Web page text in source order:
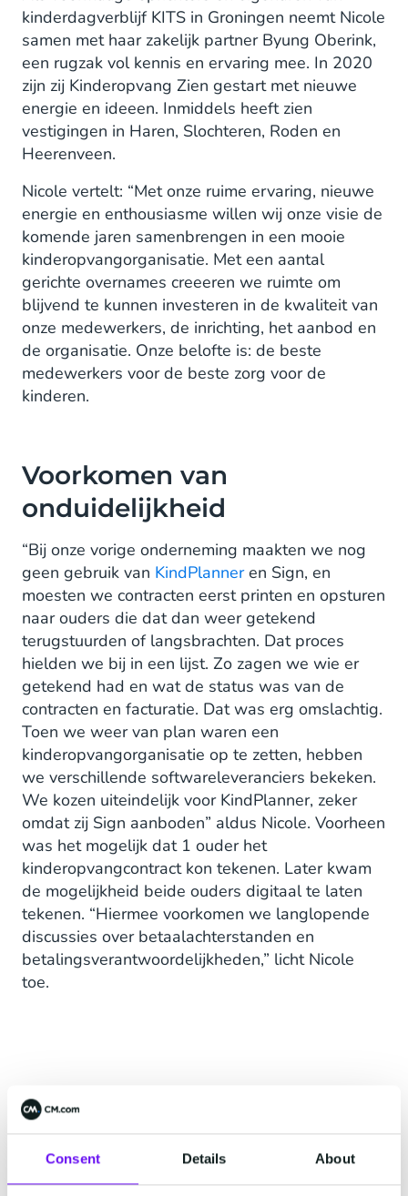
Consent Details About
kinderdagverblijf KITS in Groningen neemt Nicole
samen met haar zakelijk partner Byung Oberink,
een rugzak vol kennis en ervaring mee. In 2020
zijn zij Kinderopvang Zien gestart met nieuwe
energie en ideeen. Inmiddels heeft zien
vestigingen in Haren, Slochteren, Roden en
Heerenveen.
Nicole vertelt: “Met onze ruime ervaring, nieuwe
energie en enthousiasme willen wij onze visie de
komende jaren samenbrengen in een mooie
kinderopvangorganisatie. Met een aantal
gerichte overnames creeeren we ruimte om
blijvend te kunnen investeren in de kwaliteit van
onze medewerkers, de inrichting, het aanbod en
de organisatie. Onze belofte is: de beste
medewerkers voor de beste zorg voor de
kinderen.
Voorkomen van
onduidelijkheid
“Bij onze vorige onderneming maakten we nog
geen gebruik van KindPlanneren Sign, en
moesten we contracten eerst printen en opsturen
naar ouders die dat dan weer getekend
terugstuurden of langsbrachten. Dat proces
hielden we bij in een lijst. Zo zagen we wie er
getekend had en wat de status was van de
contracten en facturatie. Dat was erg omslachtig.
Toen we weer van plan waren een
kinderopvangorganisatie op te zetten, hebben
we verschillende softwareleveranciers bekeken.
We kozen uiteindelijk voor KindPlanner, zeker
omdat zij Sign aanboden” aldus Nicole. Voorheen
was het mogelijk dat 1 ouder het
kinderopvangcontract kon tekenen. Later kwam
de mogelijkheid beide ouders digitaal te laten
tekenen. “Hiermee voorkomen we langlopende
discussies over betaalachterstanden en
betalingsverantwoordelijkheden,” licht Nicole
toe.